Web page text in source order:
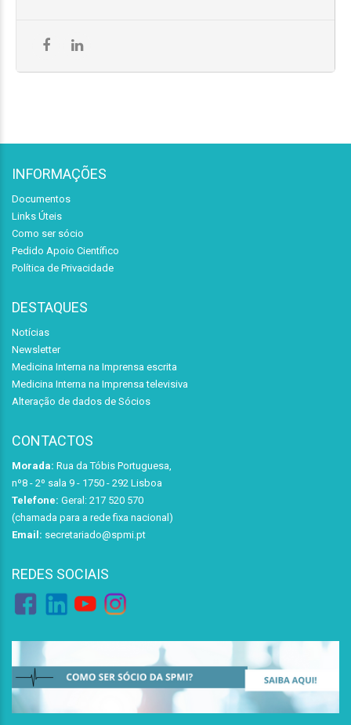
INFORMAÇÕES
Documentos
Links Úteis
Como ser sócio
Pedido Apoio Científico
Política de Privacidade
DESTAQUES
Notícias
Newsletter
Medicina Interna na Imprensa escrita
Medicina Interna na Imprensa televisiva
Alteração de dados de Sócios
CONTACTOS
Morada: Rua da Tóbis Portuguesa,
nº8 - 2º sala 9 - 1750 - 292 Lisboa
Telefone: Geral: 217 520 570
(chamada para a rede fixa nacional)
Email: secretariado@spmi.pt
REDES SOCIAIS